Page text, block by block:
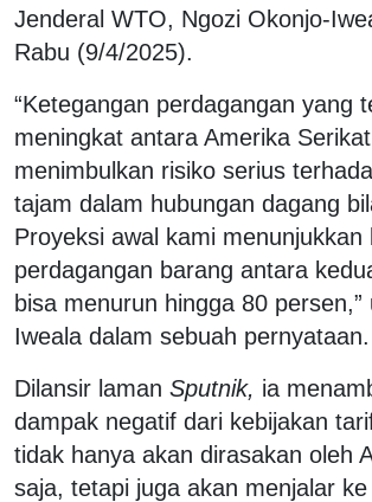
Jenderal WTO, Ngozi Okonjo-
Rabu (9/4/2025).
“Ketegangan perdagangan yang
meningkat antara Amerika
menimbulkan risiko serius
tajam dalam hubungan dagang
Proyeksi awal kami menunjukkan
perdagangan barang antara
bisa menurun hingga 80 persen,”
Iweala dalam sebuah pernyataan.
Dilansir laman Sputnik, ia
dampak negatif dari kebijakan
tidak hanya akan dirasakan oleh
saja, tetapi juga akan menjalar ke